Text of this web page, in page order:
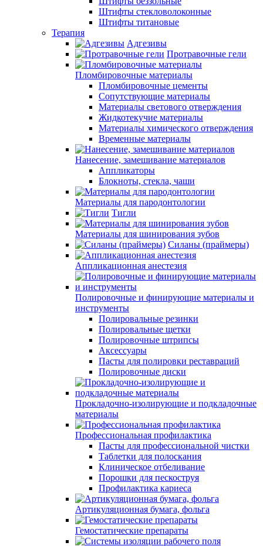
Штифты стекловолоконные
Штифты титановые
Терапия
Адгезивы
Протравочные гели
Пломбировочные материалы
Пломбировочные цементы
Сопутствующие материалы
Материалы светового отверждения
Жидкотекучие материалы
Материалы химического отверждения
Временные материалы
Нанесение, замешивание материалов
Аппликаторы
Блокноты, стекла, чаши
Материалы для пародонтологии
Тигли
Материалы для шинирования зубов
Силаны (праймеры)
Аппликационная анестезия
Полировочные и финирующие материалы и
инструменты
Полировальные резинки
Полировальные щетки
Полировочные штрипсы
Аксессуары
Пасты для полировки реставраций
Полировочные диски
Прокладочно-изолирующие и подкладочные
материалы
Профессиональная профилактика
Пасты для профессиональной чистки
Таблетки для полоскания
Клиническое отбеливание
Порошки для пескоструя
Профилактика кариеса
Артикуляционная бумага, фольга
Гемостатические препараты